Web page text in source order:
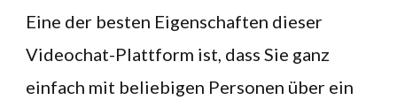
Eine der besten Eigenschaften dieser
Videochat-Plattform ist, dass Sie ganz
einfach mit beliebigen Personen über ein